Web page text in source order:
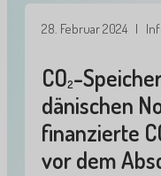
28. Februar 2024 |
CO2-
dänischen
finanzierte
vor dem